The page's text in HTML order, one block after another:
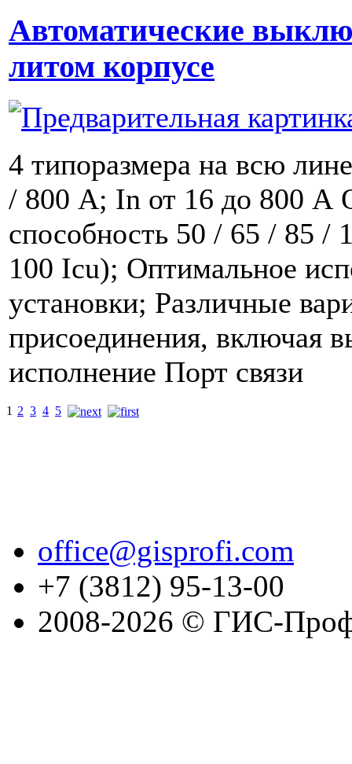
Автоматические
литом корпусе
4 типоразмера на всю
/ 800 A; In от 16 до 800 А
способность 50 / 65 / 85 /
100 Icu); Оптимальное
установки; Различные
присоединения, включая
исполнение Порт связи
1 2 3 4 5
office@gisprofi.com
+7 (3812) 95-13-00
2008-2026 © ГИС-